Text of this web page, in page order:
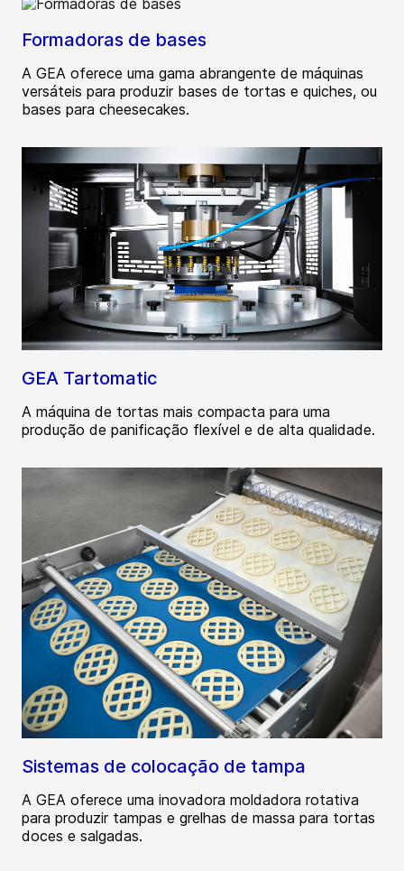
Formadoras de bases
A GEA oferece uma gama abrangente de máquinas
versáteis para produzir bases de tortas e quiches, ou
bases para cheesecakes.
GEA Tartomatic
A máquina de tortas mais compacta para uma
produção de panificação flexível e de alta qualidade.
Sistemas de colocação de tampa
A GEA oferece uma inovadora moldadora rotativa
para produzir tampas e grelhas de massa para tortas
doces e salgadas.